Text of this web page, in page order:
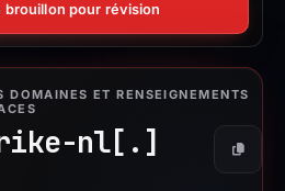
brouillon pour révision
DOMAINES ET RENSEIGNEMENTS
nl[.]
Copier